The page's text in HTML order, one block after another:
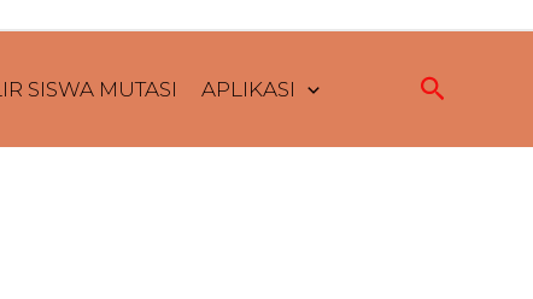
SISWA MUTASI APLIKASI Cari